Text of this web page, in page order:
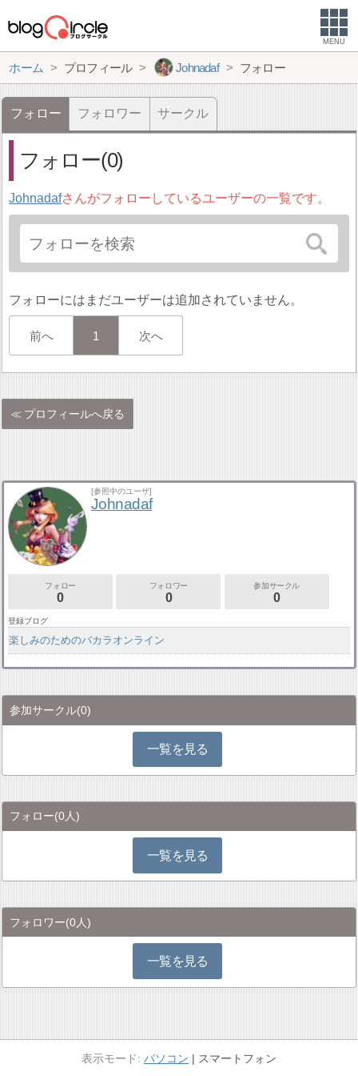
MENU
ホーム プロフィール Johnadaf フォロー
フォロー フォロワー サークル
フォロー(0)
Johnadafさんがフォローしているユーザーの一覧です。
フォローにはまだユーザーは追加されていません。
前へ 1 次へ
プロフィールへ戻る
[参照中のユーザ]
Johnadaf
フォロー
0
フォロワー
0
参加サークル
0
登録ブログ
楽しみのためのバカラオンライン
参加サークル(0)
一覧を見る
フォロー(0人)
一覧を見る
フォロワー(0人)
一覧を見る
パソコン スマートフォン